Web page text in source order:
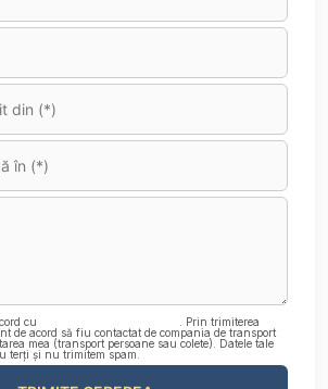
cu
. Prin trimiterea
de acord să fiu contactat de compania de transport
mea (transport persoane sau colete). Datele tale
terți și nu trimitem spam.